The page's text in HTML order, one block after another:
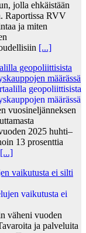
jolla ehkäistään
Raportissa RVV
ja miten
[...]
geopoliittisista
määrässä
vuosineljänneksen
2025 huhti–
13 prosenttia
[...]
vaikutusta ei silti
väheni vuoden
ja palveluita